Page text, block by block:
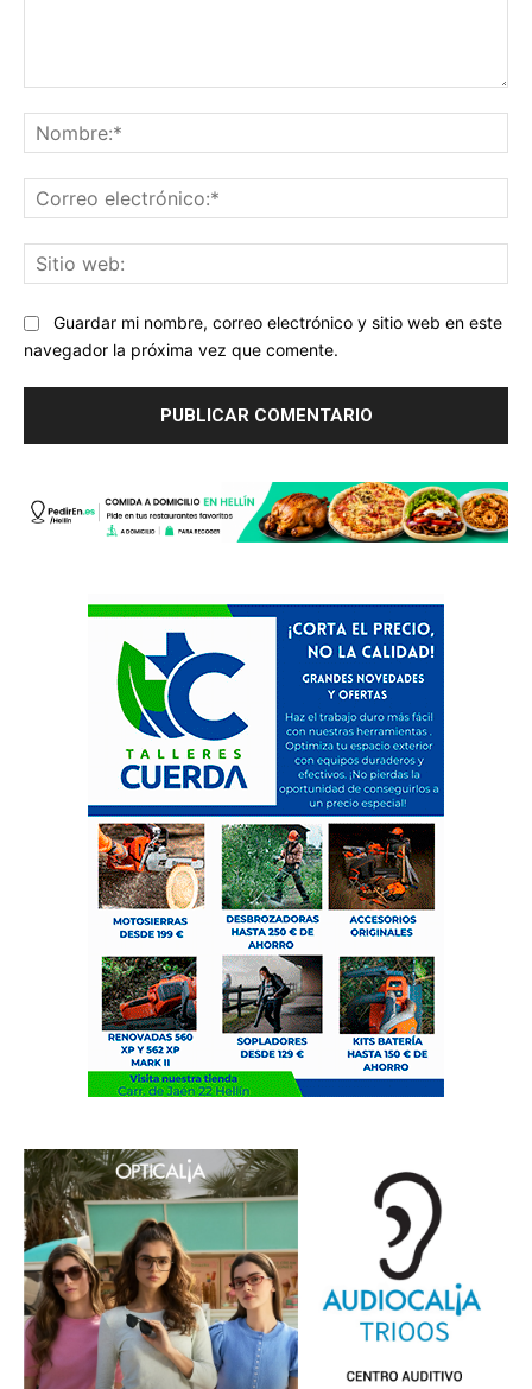
Guardar mi nombre, correo electrónico y sitio web en este
navegador la próxima vez que comente.